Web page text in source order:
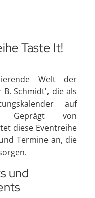
Taste It!
Welt der
Schmidt', die als
auf
Geprägt von
diese Eventreihe
Termine an, die
und